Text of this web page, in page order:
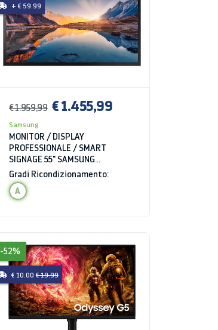
+ € 59.99
€ 1.959,99 € 1.455,99
Samsung
MONITOR / DISPLAY
PROFESSIONALE / SMART
SIGNAGE 55" SAMSUNG
LH55QMBTBGCXEN SERIE QMB
TOUCH 4K ULTRA HD 8 MS WIFI
BLUETOOTH HDMI USB
Gradi Ricondizionamento:
A
-52%
€ 10.00 € 19.99